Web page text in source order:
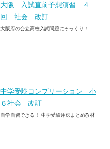
大阪 入試直前予想演習 ４
回 社会 改訂
大阪府の公立高校入試問題にそっくり！
中学受験コンプリーション 小
６社会 改訂
自学自習できる！ 中学受験用総まとめ教材